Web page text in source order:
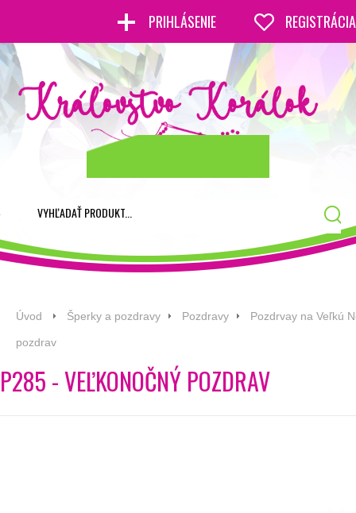
PRIHLÁSENIE REGISTRÁCIA
Úvod Šperky a pozdravy Pozdravy Pozdrvay na Veľkú
pozdrav
P285 - VEĽKONOČNÝ POZDRAV